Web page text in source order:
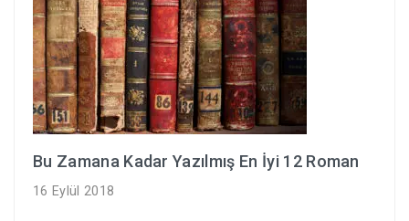
Bu Zamana Kadar Yazılmış En İyi 12 Roman
16 Eylül 2018